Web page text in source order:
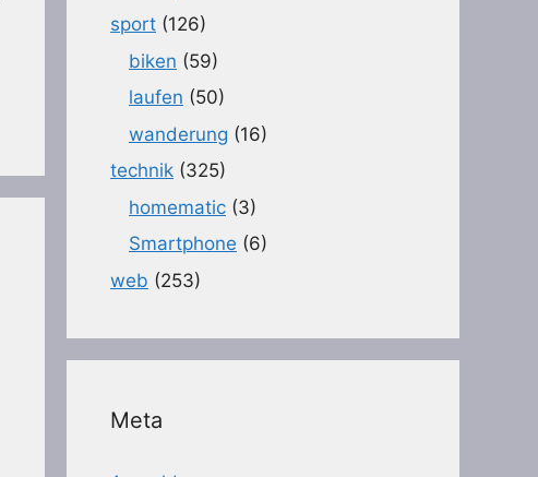
sport (126)
biken (59)
laufen (50)
wanderung (16)
technik (325)
homematic (3)
Smartphone (6)
web (253)
Meta